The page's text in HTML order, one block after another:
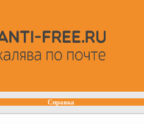
Справка